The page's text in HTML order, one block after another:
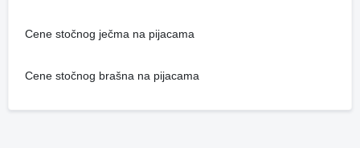
Cene stočnog ječma na pijacama
Cene stočnog brašna na pijacama